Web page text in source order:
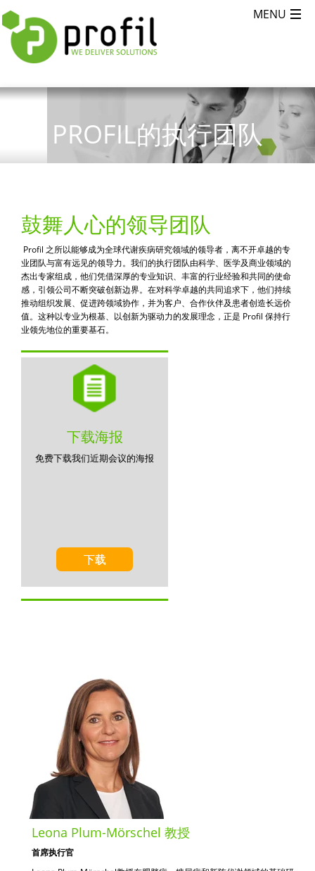
PROFIL的执行团队
鼓舞人心的领导团队
Profil 之所以能够成为全球代谢疾病研究领域的领导者，离不开卓越的专
业团队与富有远见的领导力。我们的执行团队由科学、医学及商业领域的
杰出专家组成，他们凭借深厚的专业知识、丰富的行业经验和共同的使命
感，引领公司不断突破创新边界。在对科学卓越的共同追求下，他们持续
推动组织发展、促进跨领域协作，并为客户、合作伙伴及患者创造长远价
值。这种以专业为根基、以创新为驱动力的发展理念，正是 Profil 保持行
业领先地位的重要基石。
下载海报
免费下载我们近期会议的海报
下载
Leona Plum-Mörschel 教授
首席执行官